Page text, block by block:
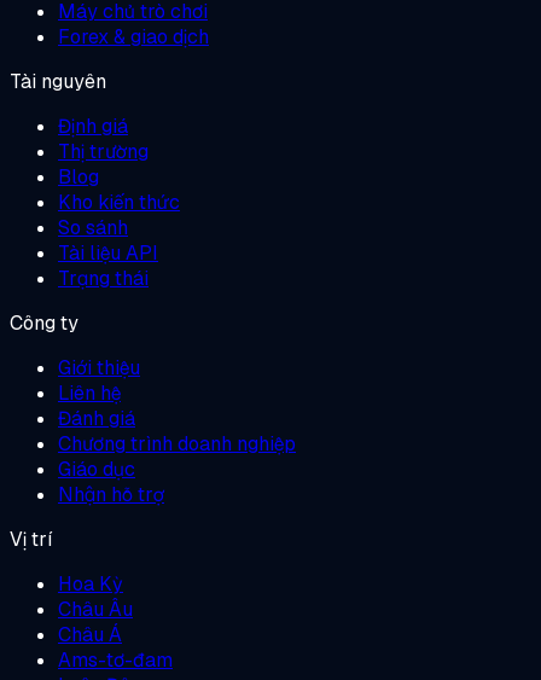
Máy chủ trò chơi
Forex & giao dịch
Tài nguyên
Định giá
Thị trường
Blog
Kho kiến thức
So sánh
Tài liệu API
Trạng thái
Công ty
Giới thiệu
Liên hệ
Đánh giá
Chương trình doanh nghiệp
Giáo dục
Nhận hỗ trợ
Vị trí
Hoa Kỳ
Châu Âu
Châu Á
Ams-tơ-đam